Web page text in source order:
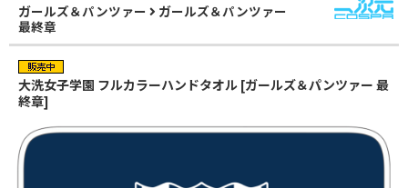
ガールズ＆パンツァー
ガールズ＆パンツァー
最終章
大洗女子学園 フルカラーハンドタオル [ガールズ＆パンツァー 最
終章]